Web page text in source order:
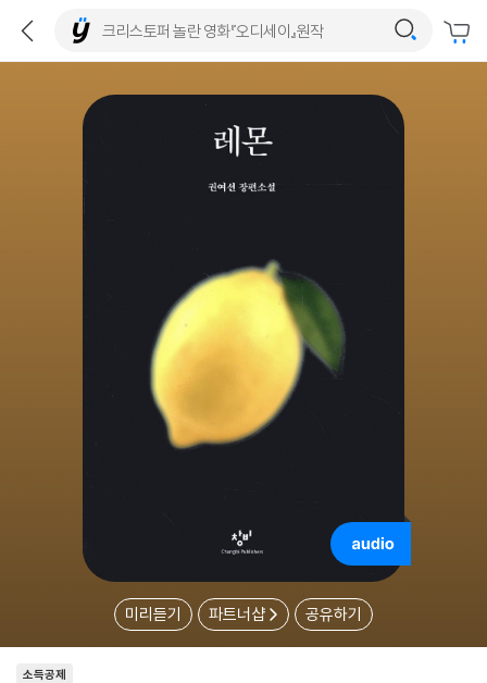
미리듣기 파트너샵 공유하기
소득공제